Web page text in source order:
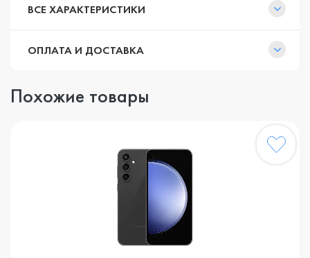
ВСЕ ХАРАКТЕРИСТИКИ
ОПЛАТА И ДОСТАВКА
Похожие товары